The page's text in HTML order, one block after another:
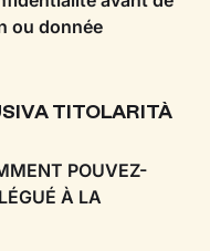
ou donnée
TITOLARITÀ
POUVEZ-
À LA